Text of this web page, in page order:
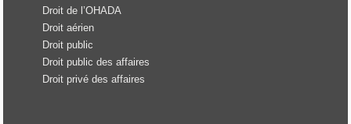
Droit de l’OHADA
Droit aérien
Droit public
Droit public des affaires
Droit privé des affaires